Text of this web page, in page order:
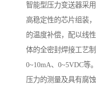
智能型压力变送器采
高稳定性的芯片组装
的温度补偿，配以线
体的全密封焊接工艺
0~10mA、0~5VDC等
压力的测量及具有腐